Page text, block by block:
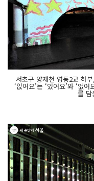
서초구 양재천 영동2교 하
‘잆어요’는 ‘있어요’와 ‘없
를